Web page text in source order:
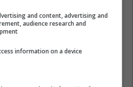
and content, advertising and
audience research and
information on a device